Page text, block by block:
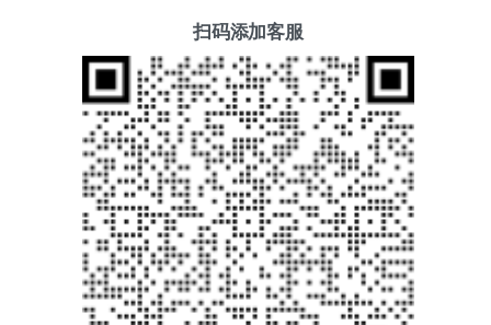
扫码添加客服